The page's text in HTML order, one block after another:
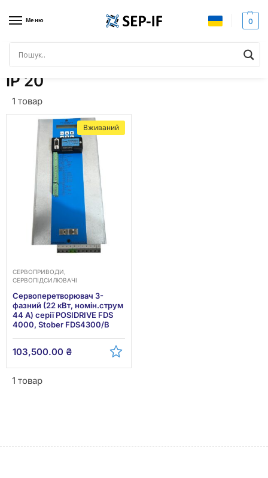
Меню 0
Головна
IP 20
1 товар
Вживаний
СЕРВОПРИВОДИ,
СЕРВОПІДСИЛЮВАЧІ
Сервоперетворювач 3-
фазний (22 кВт, номін.струм
44 А) серії POSIDRIVE FDS
4000, Stober FDS4300/B
103,500.00 ₴
1 товар